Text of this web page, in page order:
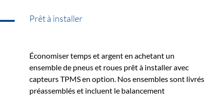
Prêt à installer
Économiser temps et argent en achetant un
ensemble de pneus et roues prêt à installer avec
capteurs TPMS en option. Nos ensembles sont livrés
préassemblés et incluent le balancement